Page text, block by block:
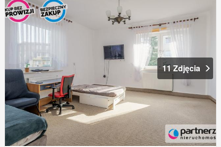
11 Zdjęcia